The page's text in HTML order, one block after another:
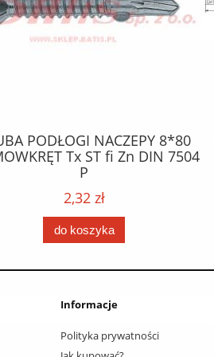
PODŁOGI NACZEPY 8*80
Tx ST fi Zn DIN 7504
P
2,32 zł
do koszyka
Informacje
Polityka prywatności